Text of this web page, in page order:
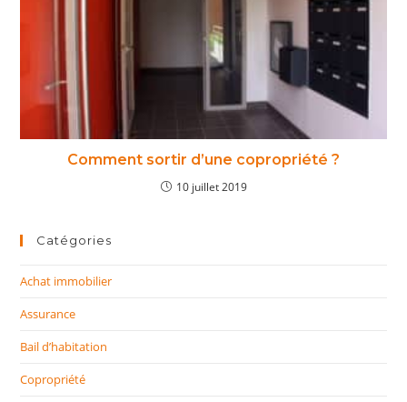
Comment sortir d’une copropriété ?
10 juillet 2019
Catégories
Achat immobilier
Assurance
Bail d’habitation
Copropriété